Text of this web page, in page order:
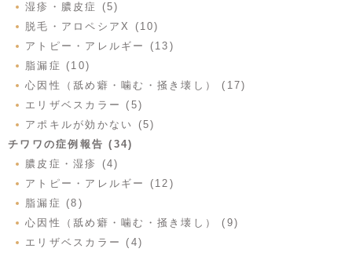
湿疹・膿皮症 (5)
脱毛・アロペシアX (10)
アトピー・アレルギー (13)
脂漏症 (10)
心因性（舐め癖・噛む・掻き壊し） (17)
エリザベスカラー (5)
アポキルが効かない (5)
チワワの症例報告 (34)
膿皮症・湿疹 (4)
アトピー・アレルギー (12)
脂漏症 (8)
心因性（舐め癖・噛む・掻き壊し） (9)
エリザベスカラー (4)